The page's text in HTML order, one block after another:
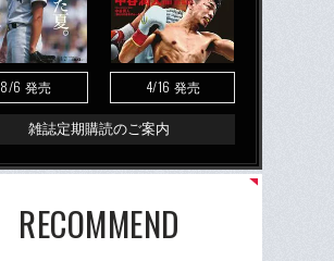
8/6 発売 4/16 発売
雑誌定期購読のご案内
RECOMMEND